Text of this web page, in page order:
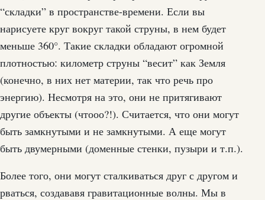
“складки” в пространстве-времени. Если вы
нарисуете круг вокруг такой струны, в нем будет
меньше 360°. Такие складки обладают огромной
плотностью: километр струны “весит” как Земля
(конечно, в них нет материи, так что речь про
энергию). Несмотря на это, они не притягивают
другие объекты (чтооо?!). Считается, что они могут
быть замкнутыми и не замкнутыми. А еще могут
быть двумерными (доменные стенки, пузыри и т.п.).
Более того, они могут сталкиваться друг с другом и
рваться, создававя гравитационные волны. Мы в